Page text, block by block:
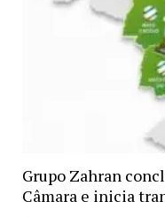
Grupo Zahran
Câmara e inicia